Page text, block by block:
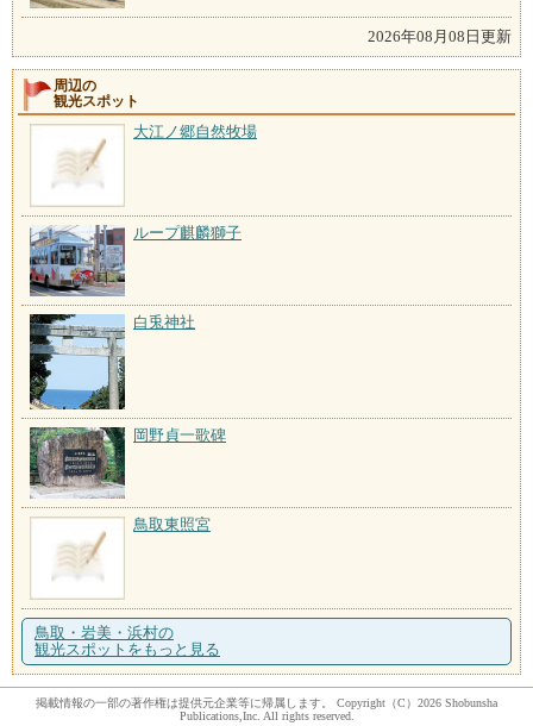
2026年08月08日更新
周辺の
観光スポット
大江ノ郷自然牧場
ループ麒麟獅子
白兎神社
岡野貞一歌碑
鳥取東照宮
鳥取・岩美・浜村の
観光スポットをもっと見る
掲載情報の一部の著作権は提供元企業等に帰属します。 Copyright（C）2026 Shobunsha
Publications,Inc. All rights reserved.